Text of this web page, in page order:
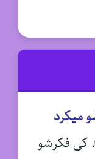
میکرد
کی فکرشو